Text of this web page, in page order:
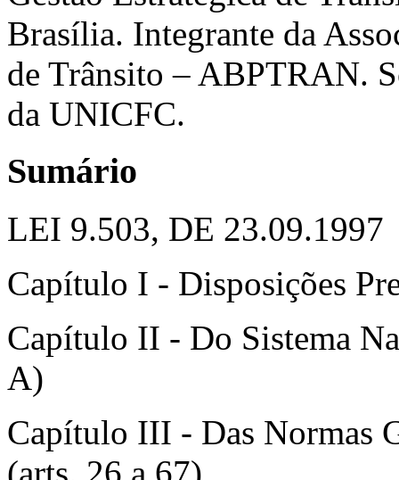
Brasília. Integrante da
de Trânsito – ABPTRAN.
da UNICFC.
Sumário
LEI 9.503, DE 23.09.1997
Capítulo I - Disposições
Capítulo II - Do Sistema
A)
Capítulo III - Das Normas